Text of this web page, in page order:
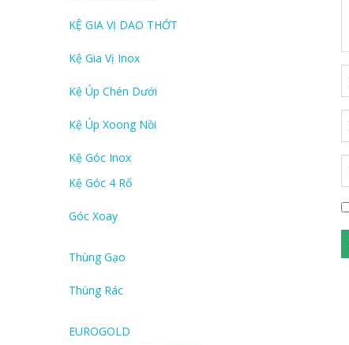
KỆ GIA VỊ DAO THỚT
Kệ Gia Vị Inox
Kệ Úp Chén Dưới
Kệ Úp Xoong Nồi
Kệ Góc Inox
Kệ Góc 4 Rổ
Góc Xoay
Thùng Gạo
Thùng Rác
EUROGOLD